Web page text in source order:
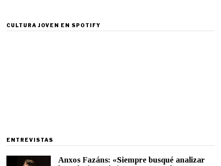
CULTURA JOVEN EN SPOTIFY
ENTREVISTAS
Anxos Fazáns: «Siempre busqué analizar